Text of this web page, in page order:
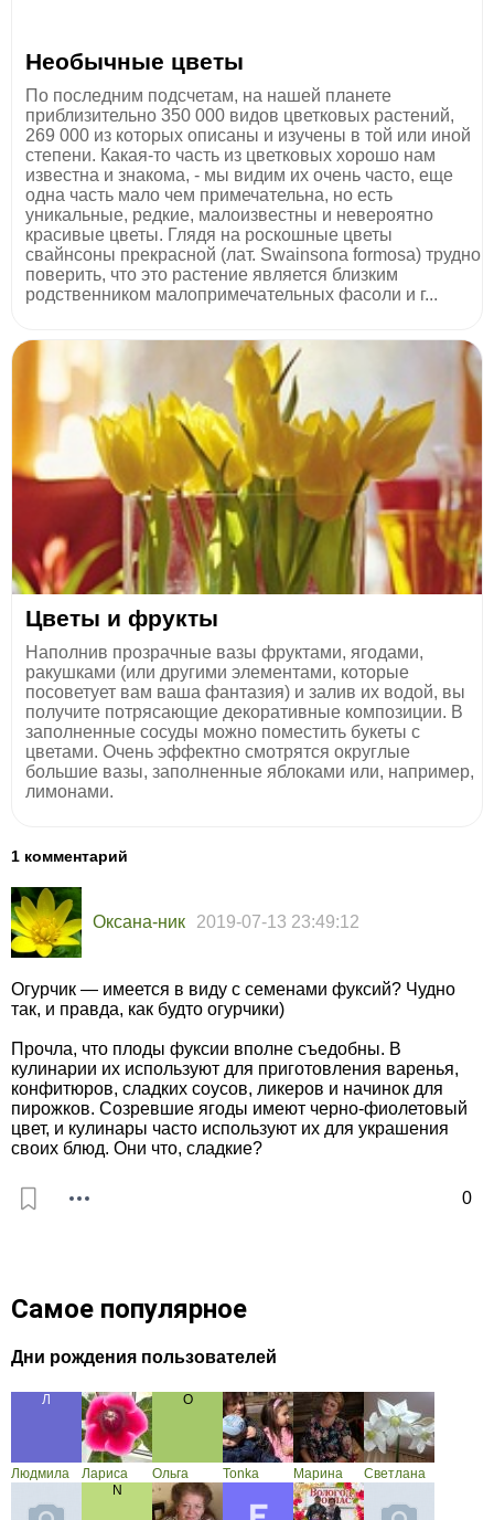
Необычные цветы
По последним подсчетам, на нашей планете
приблизительно 350 000 видов цветковых растений,
269 000 из которых описаны и изучены в той или иной
степени. Какая-то часть из цветковых хорошо нам
известна и знакома, - мы видим их очень часто, еще
одна часть мало чем примечательна, но есть
уникальные, редкие, малоизвестны и невероятно
красивые цветы. Глядя на роскошные цветы
свайнсоны прекрасной (лат. Swainsona formosa) трудно
поверить, что это растение является близким
родственником малопримечательных фасоли и г...
Цветы и фрукты
Наполнив прозрачные вазы фруктами, ягодами,
ракушками (или другими элементами, которые
посоветует вам ваша фантазия) и залив их водой, вы
получите потрясающие декоративные композиции. В
заполненные сосуды можно поместить букеты с
цветами. Очень эффектно смотрятся округлые
большие вазы, заполненные яблоками или, например,
лимонами.
1 комментарий
Оксана-ник 2019-07-13 23:49:12
0
Огурчик — имеется в виду с семенами фуксий? Чудно
так, и правда, как будто огурчики)
Прочла, что плоды фуксии вполне съедобны. В
кулинарии их используют для приготовления варенья,
конфитюров, сладких соусов, ликеров и начинок для
пирожков. Созревшие ягоды имеют черно-фиолетовый
цвет, и кулинары часто используют их для украшения
своих блюд. Они что, сладкие?
Самое популярное
Дни рождения пользователей
Людмила Лариса Ольга Tonka Марина Светлана